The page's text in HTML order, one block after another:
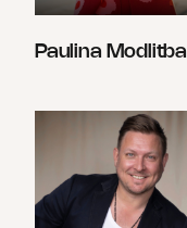
Paulina Modlitba